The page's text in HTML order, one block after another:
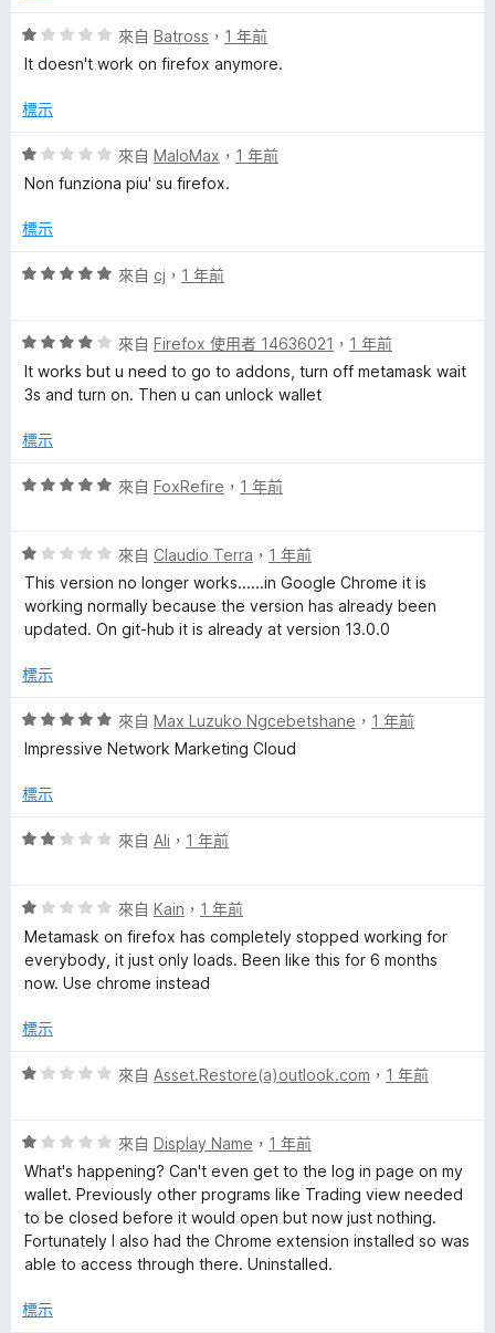
e
的
論
5
分
評
價
分
滿
分
分
來自 Batross ， 1 年前
It doesn't work on firefox anymore.
標示
評
價
分
滿
分
來自 MaloMax ， 1 年前
Non funziona piu' su firefox.
標示
評
分
，
滿
5
來自 cj ， 1 年前
評
價
4
，
分
來自 Firefox 使用者 14636021 ， 1 年前
It works but u need to go to addons, turn off metamask wait
3s and turn on. Then u can unlock wallet
標示
評
分
，
滿
分
分
來自 FoxRefire ， 1 年前
評
價
1
分
滿
5
分
來自 Claudio Terra ， 1 年前
This version no longer works......in Google Chrome it is
working normally because the version has already been
updated. On git-hub it is already at version 13.0.0
標示
評
價
分
滿
分
來自 Max Luzuko Ngcebetshane ， 1 年前
Impressive Network Marketing Cloud
標示
評
分
，
滿
分
分
來自 Ali ， 1 年前
評
價
1
分
滿
5
來自 Kain ， 1 年前
Metamask on firefox has completely stopped working for
everybody, it just only loads. Been like this for 6 months
now. Use chrome instead
標示
評
分
，
滿
分
5
分
來自 Asset.Restore(a)outlook.com ， 1 年前
評
價
1
分
，
滿
5
來自 Display Name ， 1 年前
What's happening? Can't even get to the log in page on my
wallet. Previously other programs like Trading view needed
to be closed before it would open but now just nothing.
Fortunately I also had the Chrome extension installed so was
able to access through there. Uninstalled.
標示